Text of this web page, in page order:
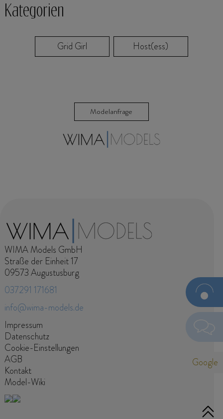
anfragen
Google
Kategorien
Grid Girl Host(ess)
Modelanfrage
Senden
Ich habe die Datenschutzerklärung zur Kenntnis
genommen. Ich stimme zu, dass meine Angaben und Daten
zur Beantwortung meiner Anfrage elektronisch erhoben und
gespeichert werden. Hinweis: Sie können Ihre Einwilligung
jederzeit per E-Mail an info@wima-models.de widerrufen.
Pflichtfeld
WIMA Models GmbH
Straße der Einheit 17
09573 Augustusburg
037291 171681
info@wima-models.de
Navigation
überspringen
Impressum
Datenschutz
Cookie-Einstellungen
AGB
Kontakt
Model-Wiki
Navigation